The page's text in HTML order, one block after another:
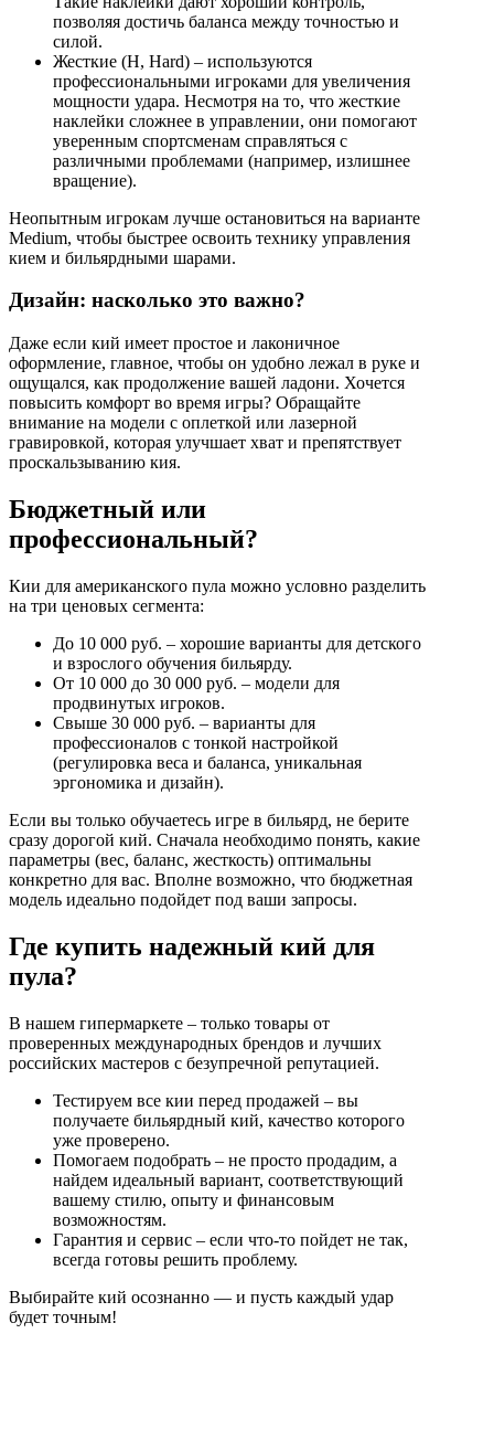
позволяя достичь баланса между точностью и
силой.
Жесткие (H, Hard) – используются
профессиональными игроками для увеличения
мощности удара. Несмотря на то, что жесткие
наклейки сложнее в управлении, они помогают
уверенным спортсменам справляться с
различными проблемами (например, излишнее
вращение).
Неопытным игрокам лучше остановиться на варианте
Medium, чтобы быстрее освоить технику управления
кием и бильярдными шарами.
Дизайн: насколько это важно?
Даже если кий имеет простое и лаконичное
оформление, главное, чтобы он удобно лежал в руке и
ощущался, как продолжение вашей ладони. Хочется
повысить комфорт во время игры? Обращайте
внимание на модели с оплеткой или лазерной
гравировкой, которая улучшает хват и препятствует
проскальзыванию кия.
Бюджетный или
профессиональный?
Кии для американского пула можно условно разделить
на три ценовых сегмента:
До 10 000 руб. – хорошие варианты для детского
и взрослого обучения бильярду.
От 10 000 до 30 000 руб. – модели для
продвинутых игроков.
Свыше 30 000 руб. – варианты для
профессионалов с тонкой настройкой
(регулировка веса и баланса, уникальная
эргономика и дизайн).
Если вы только обучаетесь игре в бильярд, не берите
сразу дорогой кий. Сначала необходимо понять, какие
параметры (вес, баланс, жесткость) оптимальны
конкретно для вас. Вполне возможно, что бюджетная
модель идеально подойдет под ваши запросы.
Где купить надежный кий для
пула?
В нашем гипермаркете – только товары от
проверенных международных брендов и лучших
российских мастеров с безупречной репутацией.
Тестируем все кии перед продажей – вы
получаете бильярдный кий, качество которого
уже проверено.
Помогаем подобрать – не просто продадим, а
найдем идеальный вариант, соответствующий
вашему стилю, опыту и финансовым
возможностям.
Гарантия и сервис – если что-то пойдет не так,
всегда готовы решить проблему.
Выбирайте кий осознанно — и пусть каждый удар
будет точным!